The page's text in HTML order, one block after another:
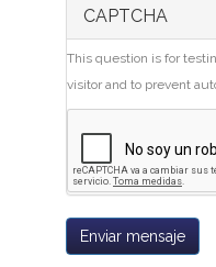
CAPTCHA
This question is for
visitor and to prevent
Enviar mensaje